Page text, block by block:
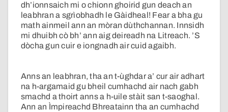
dh’ionnsaich mi o chionn ghoirid gun deach an
leabhran a sgrìobhadh le Gàidheal! Fear a bha gu
math ainmeil ann an mòran dùthchannan. Innsidh
mi dhuibh cò bh’ ann aig deireadh na Litreach. ’S
dòcha gun cuir e iongnadh air cuid agaibh.
Anns an leabhran, tha an t-ùghdar a’ cur air adhart
na h-argamaid gu bheil cumhachd air nach gabh
smachd a thoirt anns a h-uile stàit san t-saoghal.
Ann an Ìmpireachd Bhreatainn tha an cumhachd